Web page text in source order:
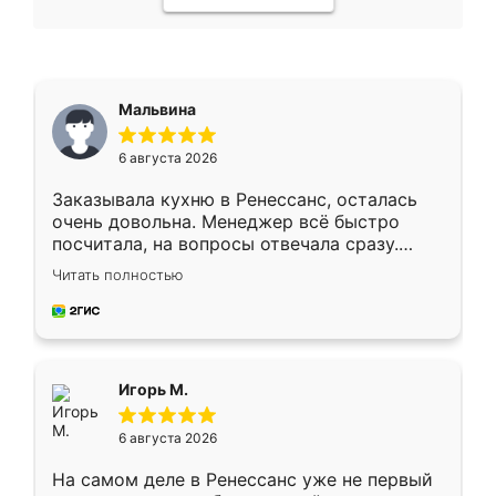
Мальвина
6 августа 2026
Заказывала кухню в Ренессанс, осталась
очень довольна. Менеджер всё быстро
посчитала, на вопросы отвечала сразу.
Замерщик приехал в субботу, подошёл к
делу со всей ответственностью. Собрали
за день, ребята работали аккуратно, даже
Читать полностью
Игорь М.
6 августа 2026
На самом деле в Ренессанс уже не первый